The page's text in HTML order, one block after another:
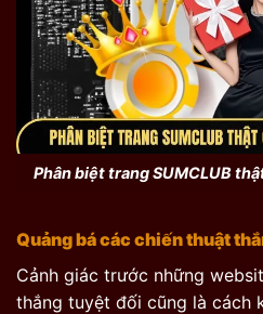
Phân biệt trang SUMCLUB
Quảng bá các chiến thuật
Cảnh giác trước những
thắng tuyệt đối cũng là cách